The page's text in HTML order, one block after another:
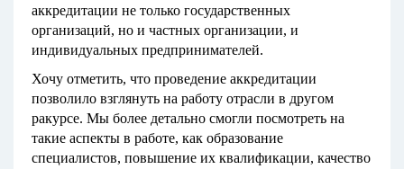
аккредитации не только государственных
организаций, но и частных организации, и
индивидуальных предпринимателей.
Хочу отметить, что проведение аккредитации
позволило взглянуть на работу отрасли в другом
ракурсе. Мы более детально смогли посмотреть на
такие аспекты в работе, как образование
специалистов, повышение их квалификации, качество